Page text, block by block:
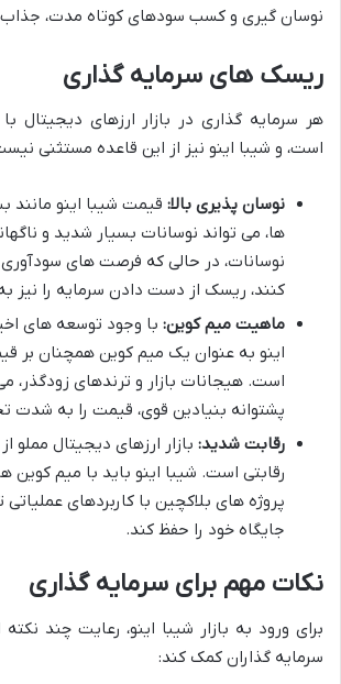
نوسان گیری و کسب سودهای کوتاه مدت،
ریسک های سرمایه گذاری
هر سرمایه گذاری در بازار ارزهای دیجیتال
است، و شیبا اینو نیز از این قاعده مستثنی
نوسان پذیری بالا: قیمت شیبا اینو مانند
ها، می تواند نوسانات بسیار شدید و
نوسانات، در حالی که فرصت های سودآوری
کنند، ریسک از دست دادن سرمایه را نیز
ماهیت میم کوین: با وجود توسعه های
اینو به عنوان یک میم کوین همچنان بر
است. هیجانات بازار و ترندهای زودگذر،
پشتوانه بنیادین قوی، قیمت را به شدت
رقابت شدید: بازار ارزهای دیجیتال مملو
رقابتی است. شیبا اینو باید با میم
پروژه های بلاکچین با کاربردهای عملیاتی
جایگاه خود را حفظ کند.
نکات مهم برای سرمایه گذاری
برای ورود به بازار شیبا اینو، رعایت چند
سرمایه گذاران کمک کند: